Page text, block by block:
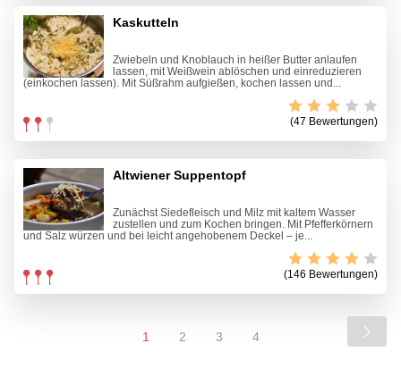
Kaskutteln
Zwiebeln und Knoblauch in heißer Butter anlaufen
lassen, mit Weißwein ablöschen und einreduzieren
(einkochen lassen). Mit Süßrahm aufgießen, kochen lassen und...
(47 Bewertungen)
Altwiener Suppentopf
Zunächst Siedefleisch und Milz mit kaltem Wasser
zustellen und zum Kochen bringen. Mit Pfefferkörnern
und Salz würzen und bei leicht angehobenem Deckel – je...
(146 Bewertungen)
1 2 3 4